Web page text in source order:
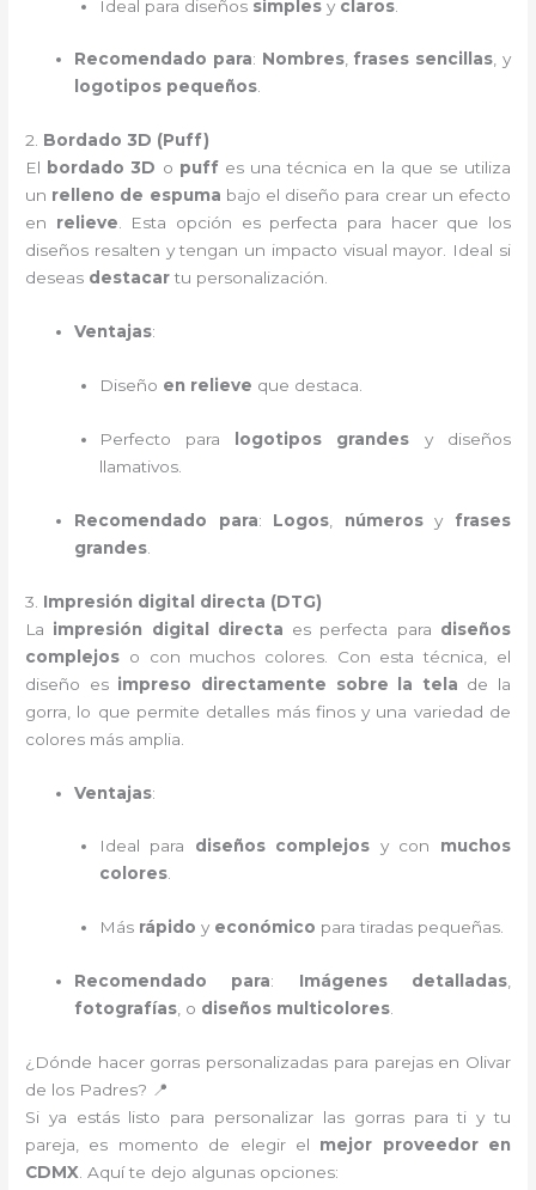
Ideal para diseños simplesy claros.
Recomendado para: Nombres, frases sencillas, y
logotipos pequeños.
2. Bordado 3D (Puff)
El bordado 3D o puffes una técnica en la que se utiliza
un relleno de espuma bajo el diseño para crear un efecto
en relieve. Esta opción es perfecta para hacer que los
diseños resalten y tengan un impacto visual mayor. Ideal si
deseas destacartu personalización.
Ventajas:
Diseño en relieve que destaca.
Perfecto para logotipos grandes y diseños
llamativos.
Recomendado para: Logos númerosy frases
grandes
3. Impresión digital directa (DTG)
La impresión digital directa es perfecta para diseños
complejos o con muchos colores. Con esta técnica, el
diseño es impreso directamente sobre la tela de la
gorra, lo que permite detalles más finos y una variedad de
colores más amplia.
Ventajas:
Ideal para diseños complejos y con muchos
colores.
Más rápido y económico para tiradas pequeñas.
Recomendado para: Imágenes detalladas,
fotografías , o diseños multicolores
¿Dónde hacer gorras personalizadas para parejas en Olivar
de los Padres? 📍
Si ya estás listo para personalizar las gorras para ti y tu
pareja, es momento de elegir el mejor proveedor en
CDMX . Aquí te dejo algunas opciones: